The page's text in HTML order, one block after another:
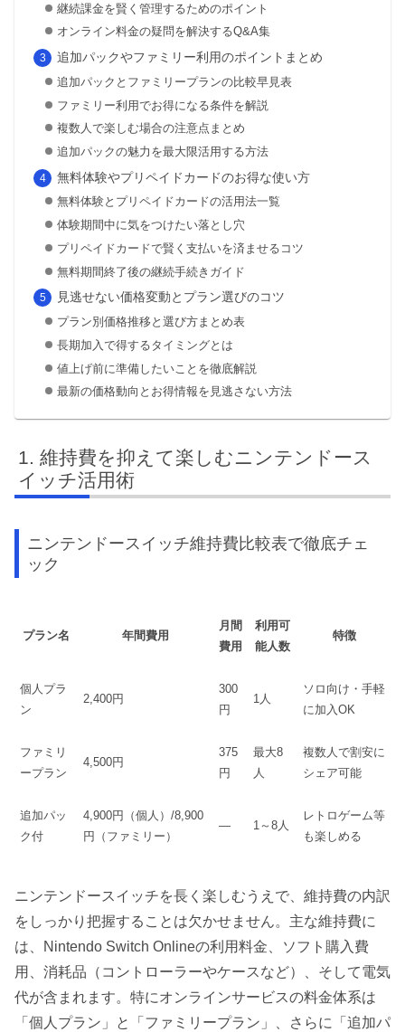
継続課金を賢く管理するためのポイント
オンライン料金の疑問を解決するQ&A集
追加パックやファミリー利用のポイントまとめ
追加パックとファミリープランの比較早見表
ファミリー利用でお得になる条件を解説
複数人で楽しむ場合の注意点まとめ
追加パックの魅力を最大限活用する方法
無料体験やプリペイドカードのお得な使い方
無料体験とプリペイドカードの活用法一覧
体験期間中に気をつけたい落とし穴
プリペイドカードで賢く支払いを済ませるコツ
無料期間終了後の継続手続きガイド
見逃せない価格変動とプラン選びのコツ
プラン別価格推移と選び方まとめ表
長期加入で得するタイミングとは
値上げ前に準備したいことを徹底解説
最新の価格動向とお得情報を見逃さない方法
維持費を抑えて楽しむニンテンドース
イッチ活用術
ニンテンドースイッチ維持費比較表で徹底チェ
ック
プラン名 年間費用
月間
費用
利用可
能人数
特徴
個人プラ
ン
2,400円
300
円
1人
ソロ向け・手軽
に加入OK
ファミリ
ープラン
4,500円
375
円
最大8
人
複数人で割安に
シェア可能
追加パッ
ク付
4,900円（個人）/8,900
円（ファミリー）
— 1～8人
レトロゲーム等
も楽しめる
ニンテンドースイッチを長く楽しむうえで、維持費の内訳
をしっかり把握することは欠かせません。主な維持費に
は、Nintendo Switch Onlineの利用料金、ソフト購入費
用、消耗品（コントローラーやケースなど）、そして電気
代が含まれます。特にオンラインサービスの料金体系は
「個人プラン」と「ファミリープラン」、さらに「追加パ